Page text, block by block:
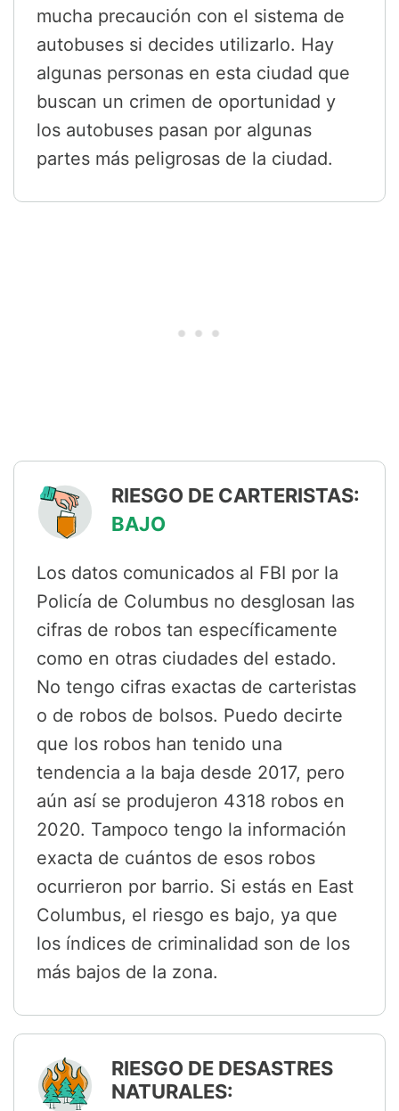
mucha precaución con el sistema de
autobuses si decides utilizarlo. Hay
algunas personas en esta ciudad que
buscan un crimen de oportunidad y
los autobuses pasan por algunas
partes más peligrosas de la ciudad.
RIESGO DE CARTERISTAS:
BAJO
Los datos comunicados al FBI por la
Policía de Columbus no desglosan las
cifras de robos tan específicamente
como en otras ciudades del estado.
No tengo cifras exactas de carteristas
o de robos de bolsos. Puedo decirte
que los robos han tenido una
tendencia a la baja desde 2017, pero
aún así se produjeron 4318 robos en
2020. Tampoco tengo la información
exacta de cuántos de esos robos
ocurrieron por barrio. Si estás en East
Columbus, el riesgo es bajo, ya que
los índices de criminalidad son de los
más bajos de la zona.
RIESGO DE DESASTRES
NATURALES: